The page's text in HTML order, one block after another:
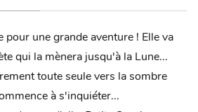
pour une grande aventure ! Elle va
qui la mènera jusqu'à la Lune...
toute seule vers la sombre
à s'inquiéter...